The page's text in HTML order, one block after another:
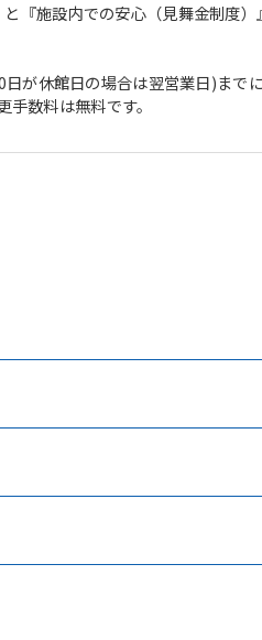
『施設内での安心（見舞金制度
が休館日の場合は翌営業日)まで
数料は無料です。